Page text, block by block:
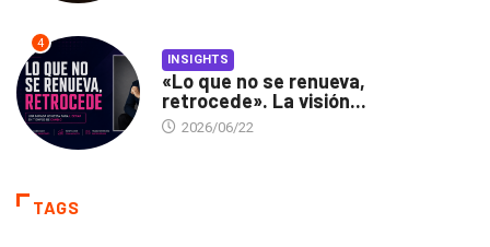
4
INSIGHTS
«Lo que no se renueva,
retrocede». La visión...
2026/06/22
TAGS